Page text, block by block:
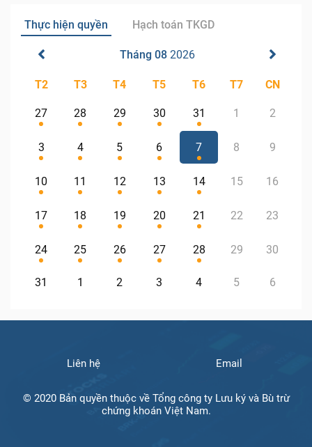
Thực hiện quyền Hạch toán TKGD
Tháng 08 2026
T2 T3 T4 T5 T6 T7 CN
27 28 29 30 31 1 2
3 4 5 6 7 8 9
10 11 12 13 14 15 16
17 18 19 20 21 22 23
24 25 26 27 28 29 30
31 1 2 3 4 5 6
Liên hệ Email
© 2020 Bản quyền thuộc về Tổng công ty Lưu ký và Bù trừ
chứng khoán Việt Nam.